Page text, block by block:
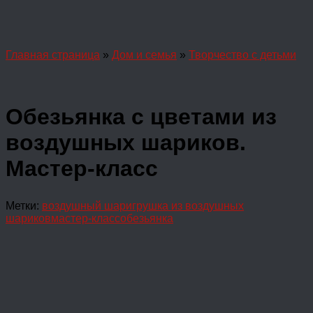
Главная страница » Дом и семья » Творчество с детьми
Обезьянка с цветами из
воздушных шариков.
Мастер-класс
Метки: воздушный шаригрушка из воздушных
шариковмастер-классобезьянка